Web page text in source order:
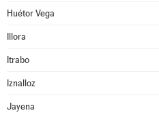
Huétor Vega
Illora
Itrabo
Iznalloz
Jayena